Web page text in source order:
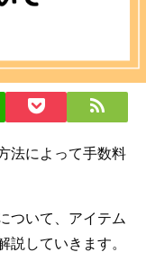
法によって手数料
ついて、アイテム
説していきます。